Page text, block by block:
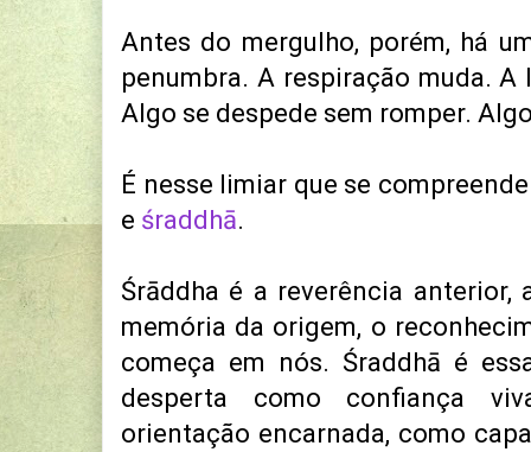
Antes do mergulho, porém, há
penumbra. A respiração muda.
Algo se despede sem romper.
É nesse limiar que se
e śraddhā.
Śrāddha é a reverência anterior,
memória da origem, o
começa em nós. Śraddhā é
desperta como confiança
orientação encarnada, como